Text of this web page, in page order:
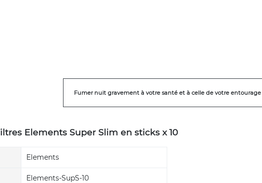
Fumer nuit gravement à votre santé et à celle de votre entourage
Elements Super Slim en sticks x 10
Elements
Elements-SupS-10